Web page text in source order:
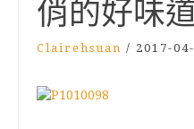
俏的好味
Clairehsuan / 2017-